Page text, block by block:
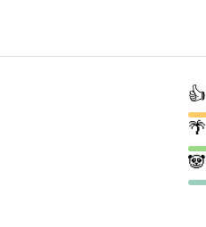
👍
🌴
🐼